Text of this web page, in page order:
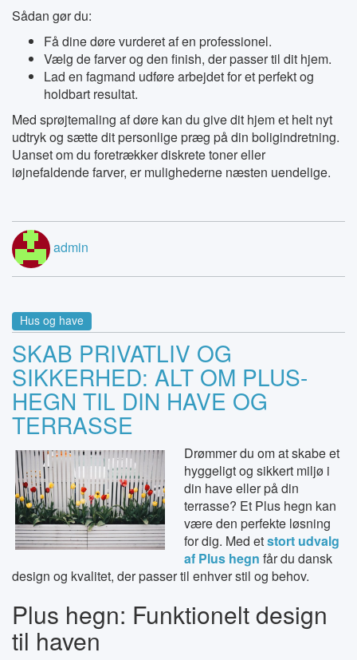
Sådan gør du:
Få dine døre vurderet af en professionel.
Vælg de farver og den finish, der passer til dit hjem.
Lad en fagmand udføre arbejdet for et perfekt og
holdbart resultat.
Med sprøjtemaling af døre kan du give dit hjem et helt nyt
udtryk og sætte dit personlige præg på din boligindretning.
Uanset om du foretrækker diskrete toner eller
iøjnefaldende farver, er mulighederne næsten uendelige.
admin
Hus og have
SKAB PRIVATLIV OG
SIKKERHED: ALT OM PLUS-
HEGN TIL DIN HAVE OG
TERRASSE
Drømmer du om at skabe et
hyggeligt og sikkert miljø i
din have eller på din
terrasse? Et Plus hegn kan
være den perfekte løsning
for dig. Med etstort udvalg
af Plus hegn får du dansk
design og kvalitet, der passer til enhver stil og behov.
Plus hegn: Funktionelt design
til haven